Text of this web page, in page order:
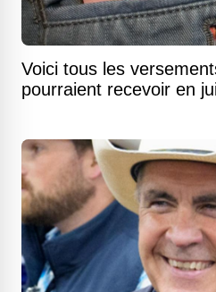
Voici tous les
pourraient recevoir en